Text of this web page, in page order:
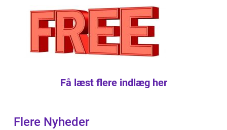
Få læst flere indlæg her
Flere Nyheder